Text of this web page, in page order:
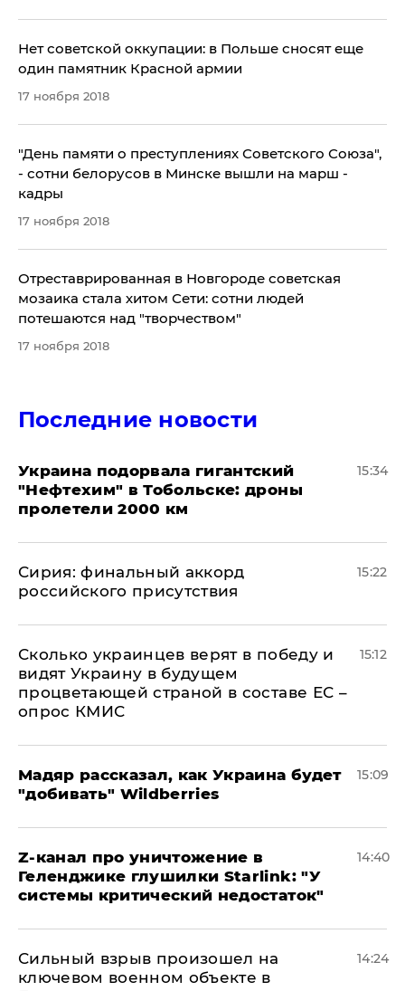
Нет советской оккупации: в Польше сносят еще
один памятник Красной армии
17 ноября 2018
​"День памяти о преступлениях Советского Союза",
- сотни белорусов в Минске вышли на марш -
кадры
17 ноября 2018
Отреставрированная в Новгороде советская
мозаика стала хитом Сети: сотни людей
потешаются над "творчеством"
17 ноября 2018
Последние новости
Украина подорвала гигантский
"Нефтехим" в Тобольске: дроны
пролетели 2000 км
15:34
​Сирия: финальный аккорд
российского присутствия
15:22
Сколько украинцев верят в победу и
видят Украину в будущем
процветающей страной в составе ЕС –
опрос КМИС
15:12
Мадяр рассказал, как Украина будет
"добивать" Wildberries
15:09
Z-канал про уничтожение в
Геленджике глушилки Starlink: "У
системы критический недостаток"
14:40
Сильный взрыв произошел на
ключевом военном объекте в
14:24